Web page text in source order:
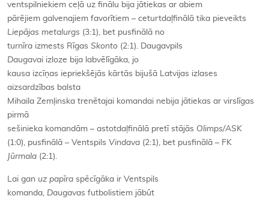
ventspilniekiem ceļā uz finālu bija jātiekas ar abiem
pārējiem galvenajiem favorītiem – ceturtdaļfinālā tika pieveikts
Liepājas metalurgs (3:1), bet pusfinālā no
turnīra izmests Rīgas Skonto (2:1). Daugavpils
Daugavai izloze bija labvēlīgāka, jo
kausa izcīņas iepriekšējās kārtās bijušā Latvijas izlases
aizsardzības balsta
Mihaila Zemļinska trenētajai komandai nebija jātiekas ar virslīgas
pirmā
sešinieka komandām – astotdaļfinālā pretī stājās Olimps/ASK
(1:0), pusfinālā – Ventspils Vindava (2:1), bet pusfinālā – FK
Jūrmala (2:1).
Lai gan uz papīra spēcīgāka ir Ventspils
komanda, Daugavas futbolistiem jābūt